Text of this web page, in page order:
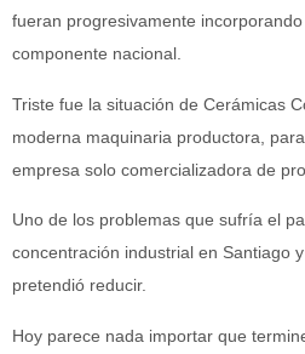
fueran progresivamente
componente nacional.
Triste fue la situación de Cerámicas
moderna maquinaria productora,
empresa solo comercializadora de
Uno de los problemas que sufría el
concentración industrial en Santiago
pretendió reducir.
Hoy parece nada importar que